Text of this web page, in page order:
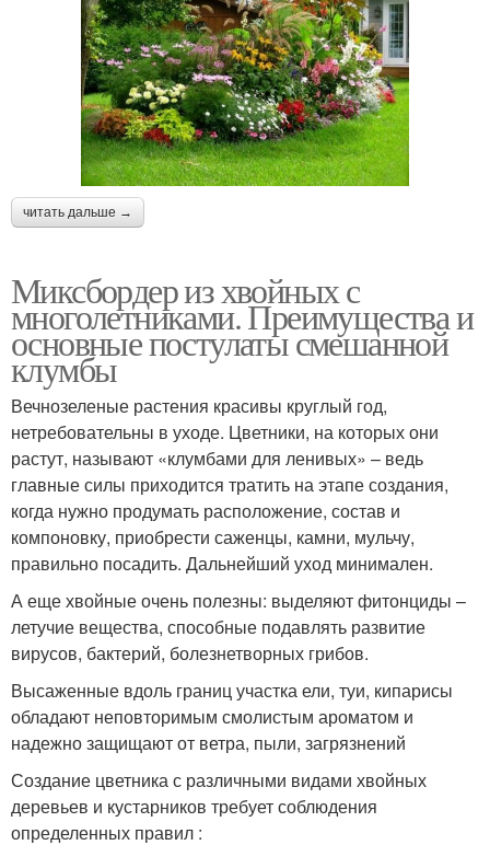
читать дальше →
Миксбордер из хвойных с
многолетниками. Преимущества и
основные постулаты смешанной
клумбы
Вечнозеленые растения красивы круглый год,
нетребовательны в уходе. Цветники, на которых они
растут, называют «клумбами для ленивых» – ведь
главные силы приходится тратить на этапе создания,
когда нужно продумать расположение, состав и
компоновку, приобрести саженцы, камни, мульчу,
правильно посадить. Дальнейший уход минимален.
А еще хвойные очень полезны: выделяют фитонциды –
летучие вещества, способные подавлять развитие
вирусов, бактерий, болезнетворных грибов.
Высаженные вдоль границ участка ели, туи, кипарисы
обладают неповторимым смолистым ароматом и
надежно защищают от ветра, пыли, загрязнений
Создание цветника с различными видами хвойных
деревьев и кустарников требует соблюдения
определенных правил :